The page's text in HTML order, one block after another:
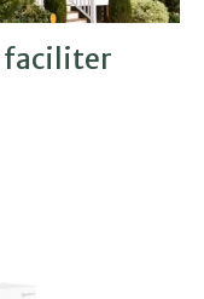
faciliter